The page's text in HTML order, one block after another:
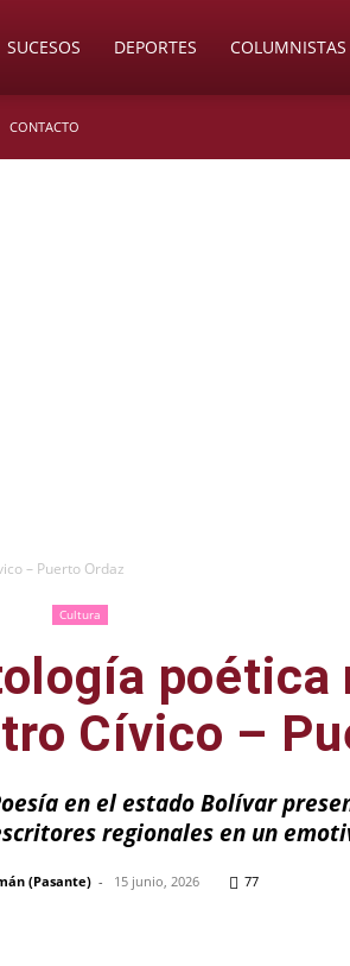
SUCESOS DEPORTES COLUMNISTAS
CONTACTO
– Puerto Ordaz
Cultura
poética
Cívico –
en el estado Bolívar
regionales en un
(Pasante) - 15 junio, 2026 77